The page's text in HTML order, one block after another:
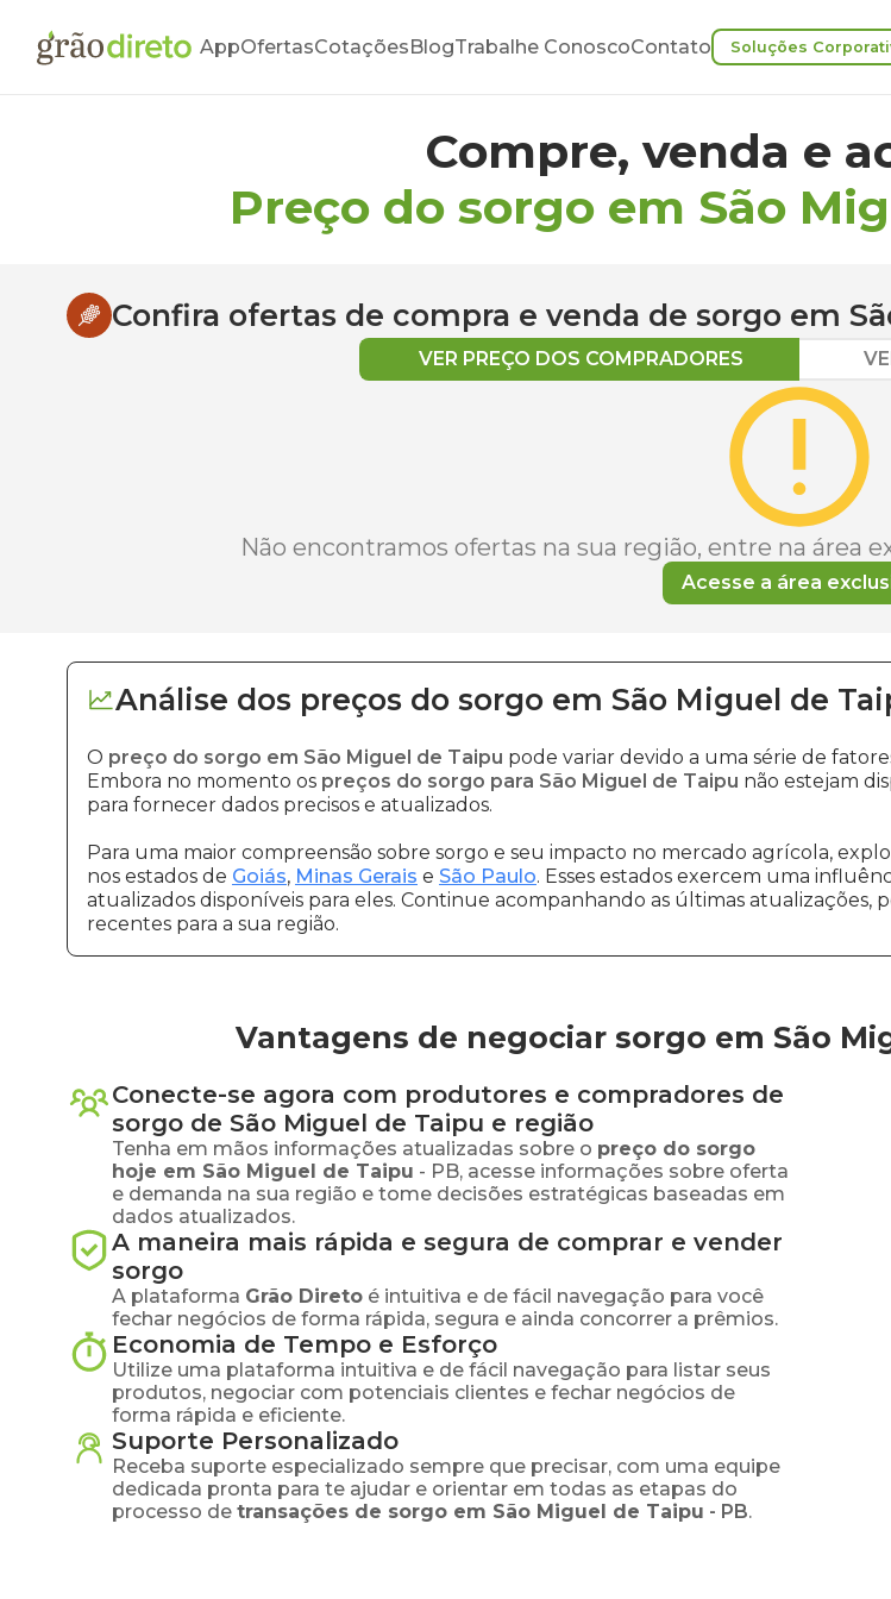
AppOfertasCotaçõesBlogTrabalhe ConoscoContato Soluções
Compre, venda e
Preço do sorgo em São
Confira ofertas de compra e venda de sorgo em
VER PREÇO DOS COMPRADORES
Não encontramos ofertas na sua região, entre na área
Acesse a área
Análise dos preços do sorgo em São Miguel de
O preço do sorgo em São Miguel de Taipu pode variar devido a uma série de
Embora no momento os preços do sorgo para São Miguel de Taipu não estejam
para fornecer dados precisos e atualizados.
Para uma maior compreensão sobre sorgo e seu impacto no mercado agrícola,
nos estados de Goiás, Minas Gerais e São Paulo. Esses estados exercem uma
atualizados disponíveis para eles. Continue acompanhando as últimas atualizações,
recentes para a sua região.
Vantagens de negociar sorgo em São
Conecte-se agora com produtores e compradores de
sorgo de São Miguel de Taipu e região
Tenha em mãos informações atualizadas sobre o preço do sorgo
hoje em São Miguel de Taipu - PB, acesse informações sobre oferta
e demanda na sua região e tome decisões estratégicas baseadas em
dados atualizados.
A maneira mais rápida e segura de comprar e vender
sorgo
A plataforma Grão Direto é intuitiva e de fácil navegação para você
fechar negócios de forma rápida, segura e ainda concorrer a prêmios.
Economia de Tempo e Esforço
Utilize uma plataforma intuitiva e de fácil navegação para listar seus
produtos, negociar com potenciais clientes e fechar negócios de
forma rápida e eficiente.
Suporte Personalizado
Receba suporte especializado sempre que precisar, com uma equipe
dedicada pronta para te ajudar e orientar em todas as etapas do
processo de transações de sorgo em São Miguel de Taipu - PB.